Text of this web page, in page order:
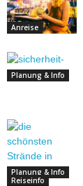
Anreise
Planung & Info
Planung & Info
Reiseinfo